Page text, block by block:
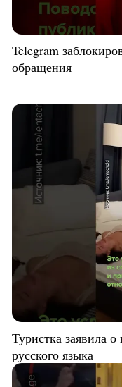
Telegram
обращения
Туристка заявила
русского языка